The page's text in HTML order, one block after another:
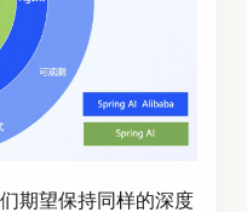
期望保持同样的深度